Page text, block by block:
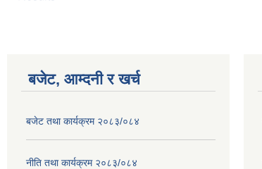
बजेट, आम्दनी र खर्च
बजेट तथा कार्यक्रम २०८३/०८४
नीति तथा कार्यक्रम २०८३/०८४